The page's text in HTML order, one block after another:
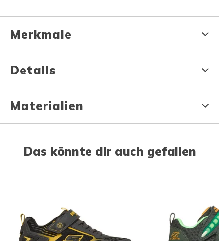
Merkmale
Details
Materialien
Das könnte dir auch gefallen